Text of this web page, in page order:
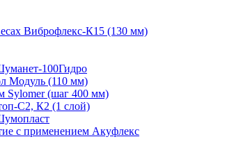
Виброфлекс-К15 (130 мм)
100Гидро
Модуль (110 мм)
Sylomer (шаг 400 мм)
С2, К2 (1 слой)
с применением Акуфлекс